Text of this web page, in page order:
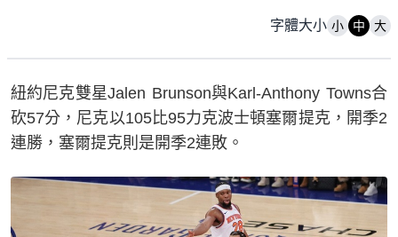
字體大小 小 中 大
紐約尼克雙星Jalen Brunson與Karl-Anthony Towns合
砍57分，尼克以105比95力克波士頓塞爾提克，開季2
連勝，塞爾提克則是開季2連敗。